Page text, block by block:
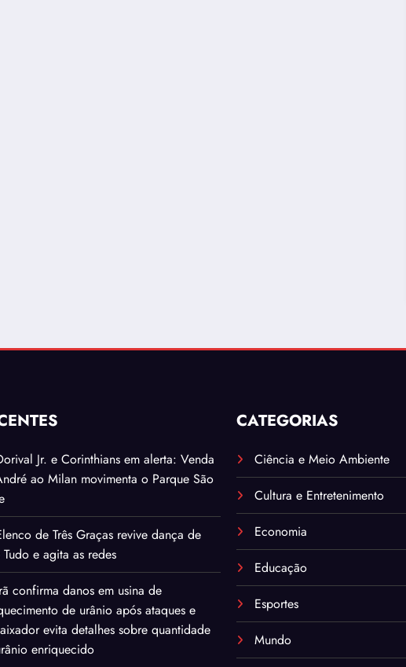
Jr. e Corinthians em alerta: Venda
ao Milan movimenta o Parque São
de Três Graças revive dança de
Tudo e agita as redes
confirma danos em usina de
de urânio após ataques e
evita detalhes sobre quantidade
enriquecido
CATEGORIAS
Ciência e Meio Ambiente
Cultura e Entretenimento
Economia
Educação
Esportes
Mundo